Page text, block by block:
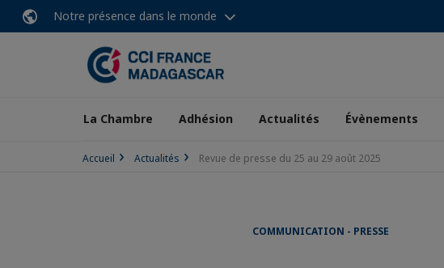
Notre présence dans le monde
La Chambre Adhésion Actualités Évènements
Accueil Actualités Revue de presse du 25 au 29 août 2025
COMMUNICATION - PRESSE